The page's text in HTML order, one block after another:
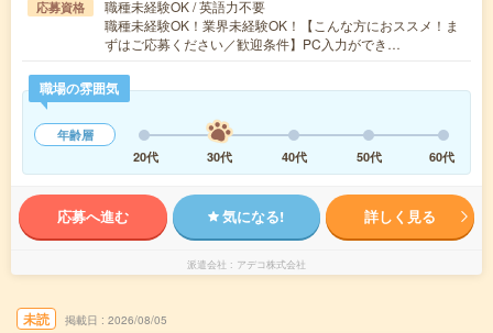
応募資格
職種未経験OK / 英語力不要
職種未経験OK！業界未経験OK！【こんな方におススメ！ま
ずはご応募ください／歓迎条件】PC入力ができ…
職場の雰囲気
年齢層
20代
30代 40代 50代 60代
応募へ進む 気になる! 詳しく見る
派遣会社 アデコ株式会社
未読 掲載日 2026/08/05